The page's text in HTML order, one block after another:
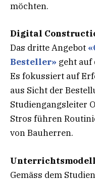
möchten.
Digital
Das dritte Angebot
Besteller» geht auf
Es fokussiert auf
aus Sicht der
Studiengangsleiter
Stros führen
von Bauherren.
Gemäss dem